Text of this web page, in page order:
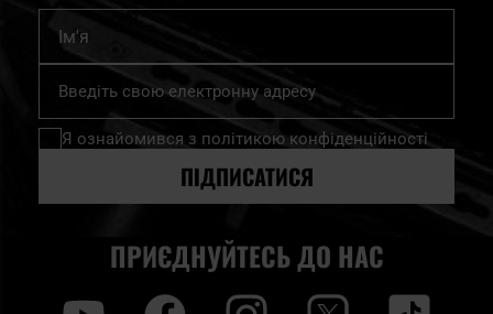
Підпишіться
нашу
розсилку
Я ознайомився з політикою конфіденційності
ПІДПИСАТИСЯ
ПРИЄДНУЙТЕСЬ ДО НАС